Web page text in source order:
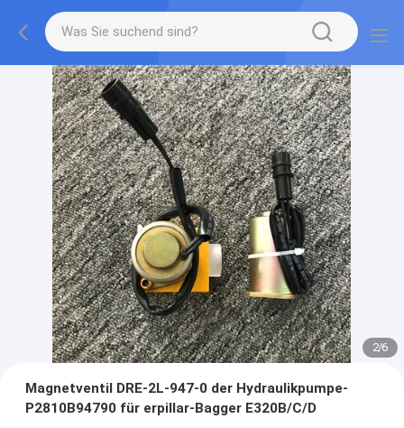
2/6
Magnetventil DRE-2L-947-0 der Hydraulikpumpe-
P2810B94790 für erpillar-Bagger E320B/C/D